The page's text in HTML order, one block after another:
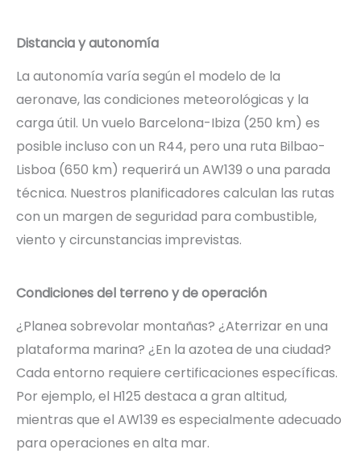
Distancia y autonomía
La autonomía varía según el modelo de la
aeronave, las condiciones meteorológicas y la
carga útil. Un vuelo Barcelona-Ibiza (250 km) es
posible incluso con un R44, pero una ruta Bilbao-
Lisboa (650 km) requerirá un AW139 o una parada
técnica. Nuestros planificadores calculan las rutas
con un margen de seguridad para combustible,
viento y circunstancias imprevistas.
Condiciones del terreno y de operación
¿Planea sobrevolar montañas? ¿Aterrizar en una
plataforma marina? ¿En la azotea de una ciudad?
Cada entorno requiere certificaciones específicas.
Por ejemplo, el H125 destaca a gran altitud,
mientras que el AW139 es especialmente adecuado
para operaciones en alta mar.